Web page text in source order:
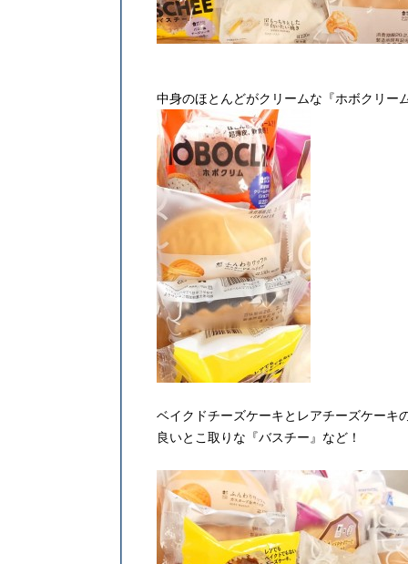
中身のほとんどがクリームな『ホボクリー
ベイクドチーズケーキとレアチーズケーキ
良いとこ取りな『バスチー』など！